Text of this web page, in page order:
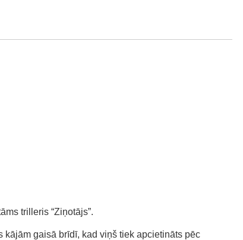
trilleris “Ziņotājs”.
gaisā brīdī, kad viņš tiek apcietināts pēc